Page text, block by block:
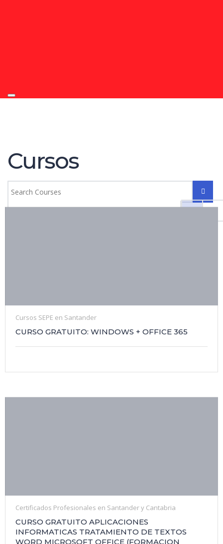
Toggle
Cursos
Cursos SEPE en Santander
CURSO GRATUITO: WINDOWS + OFFICE 365
Certificados Profesionales en Santander y Cantabria
CURSO GRATUITO APLICACIONES
INFORMATICAS TRATAMIENTO DE TEXTOS
WORD MICROSOFT OFFICE (FORMACION